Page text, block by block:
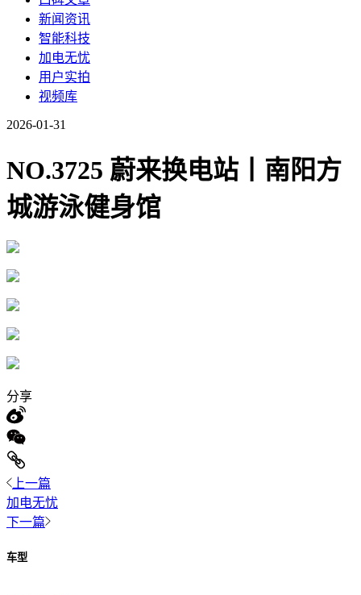
新闻资讯
智能科技
加电无忧
用户实拍
视频库
2026-01-31
NO.3725 蔚来换电站丨南阳方
城游泳健身馆
分享
上一篇
加电无忧
下一篇
车型